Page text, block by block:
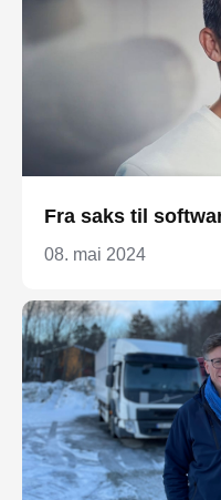
Fra saks til
08. mai 2024